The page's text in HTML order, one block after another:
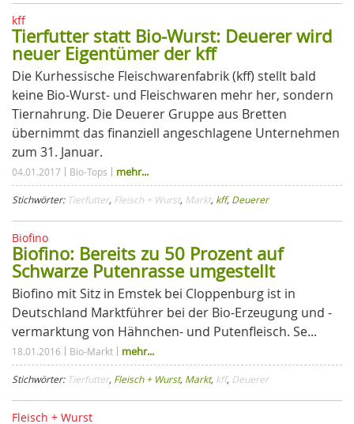
kff
Tierfutter statt Bio-Wurst: Deuerer wird
neuer Eigentümer der kff
Die Kurhessische Fleischwarenfabrik (kff) stellt bald
keine Bio-Wurst- und Fleischwaren mehr her, sondern
Tiernahrung. Die Deuerer Gruppe aus Bretten
übernimmt das finanziell angeschlagene Unternehmen
zum 31. Januar.
04.01.2017 Bio-Tops mehr...
Stichwörter: Tierfutter, Fleisch + Wurst, Markt, kff, Deuerer
Biofino
Biofino: Bereits zu 50 Prozent auf
Schwarze Putenrasse umgestellt
Biofino mit Sitz in Emstek bei Cloppenburg ist in
Deutschland Marktführer bei der Bio-Erzeugung und -
vermarktung von Hähnchen- und Putenfleisch. Se...
18.01.2016 Bio-Markt mehr...
Stichwörter: Tierfutter, Fleisch + Wurst, Markt, kff, Deuerer
Fleisch + Wurst